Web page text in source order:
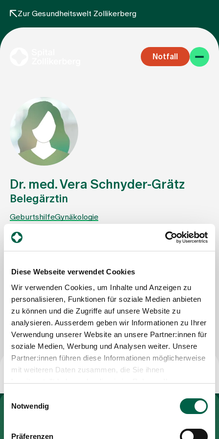
Diese Webseite verwendet Cookies
Wir verwenden Cookies, um Inhalte und Anzeigen zu
personalisieren, Funktionen für soziale Medien anbieten
zu können und die Zugriffe auf unsere Website zu
analysieren. Ausserdem geben wir Informationen zu Ihrer
Verwendung unserer Website an unsere Partner:innen für
soziale Medien, Werbung und Analysen weiter. Unsere
Partner:innen führen diese Informationen möglicherweise
mit weiteren Daten zusammen, die Sie ihnen
bereitgestellt haben oder die sie im Rahmen Ihrer
Einwilligungsauswahl
Notwendig
Präferenzen
Zur Gesundheitswelt Zollikerberg
Notfall
Fachbereiche
Aufenthalt
Team
Events
Über uns
Aktuelles
Kontakt
Dr. med. Vera Schnyder-Grätz
Belegärztin
GeburtshilfeGynäkologie
Querstrasse 10
8050 Zürich
Mail
vera.schnyder@bluewin.ch
Nachricht schreiben
Zur Gesundheitswelt Zollikerberg